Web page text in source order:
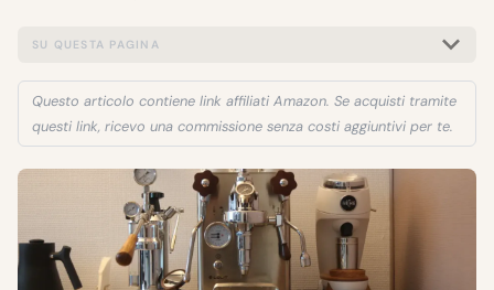
SU QUESTA PAGINA
Questo articolo contiene link affiliati Amazon. Se acquisti tramite
questi link, ricevo una commissione senza costi aggiuntivi per te.